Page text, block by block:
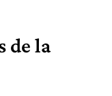
de la